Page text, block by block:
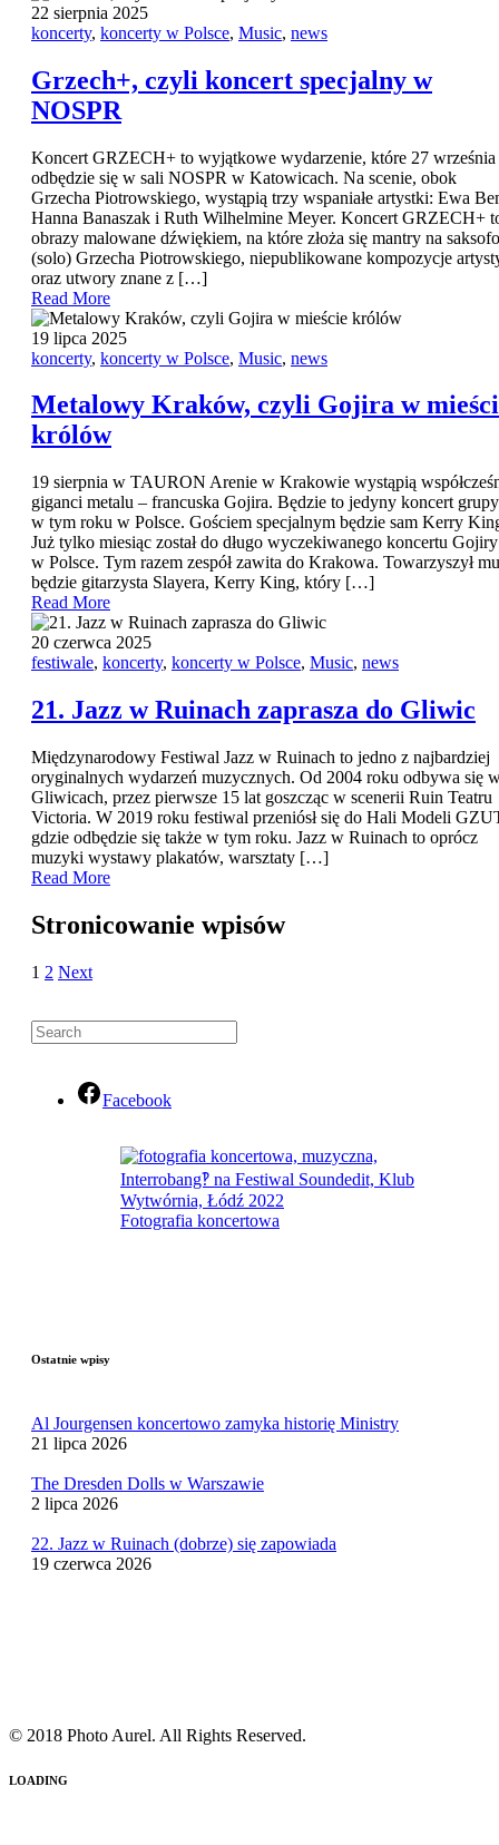
22 sierpnia 2025
koncerty, koncerty w Polsce, Music, news
Grzech+, czyli koncert specjalny w
NOSPR
Koncert GRZECH+ to wyjątkowe wydarzenie, które 27 września
odbędzie się w sali NOSPR w Katowicach. Na scenie, obok
Grzecha Piotrowskiego, wystąpią trzy wspaniałe artystki: Ewa
Hanna Banaszak i Ruth Wilhelmine Meyer. Koncert GRZECH+
obrazy malowane dźwiękiem, na które złoża się mantry na
(solo) Grzecha Piotrowskiego, niepublikowane kompozycje
oraz utwory znane z […]
Read More
19 lipca 2025
koncerty, koncerty w Polsce, Music, news
Metalowy Kraków, czyli Gojira w
królów
19 sierpnia w TAURON Arenie w Krakowie wystąpią
giganci metalu – francuska Gojira. Będzie to jedyny koncert grupy
w tym roku w Polsce. Gościem specjalnym będzie sam Kerry
Już tylko miesiąc został do długo wyczekiwanego koncertu Gojiry
w Polsce. Tym razem zespół zawita do Krakowa. Towarzyszył mu
będzie gitarzysta Slayera, Kerry King, który […]
Read More
20 czerwca 2025
festiwale, koncerty, koncerty w Polsce, Music, news
21. Jazz w Ruinach zaprasza do Gliwic
Międzynarodowy Festiwal Jazz w Ruinach to jedno z najbardziej
oryginalnych wydarzeń muzycznych. Od 2004 roku odbywa się
Gliwicach, przez pierwsze 15 lat goszcząc w scenerii Ruin Teatru
Victoria. W 2019 roku festiwal przeniósł się do Hali Modeli
gdzie odbędzie się także w tym roku. Jazz w Ruinach to oprócz
muzyki wystawy plakatów, warsztaty […]
Read More
Stronicowanie wpisów
1 2 Next
Facebook
Fotografia koncertowa
Ostatnie wpisy
Al Jourgensen koncertowo zamyka historię Ministry
21 lipca 2026
The Dresden Dolls w Warszawie
2 lipca 2026
22. Jazz w Ruinach (dobrze) się zapowiada
19 czerwca 2026
© 2018 Photo Aurel. All Rights Reserved.
LOADING